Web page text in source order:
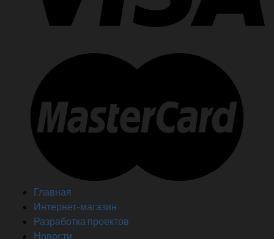
Главная
Интернет-магазин
Разработка проектов
Новости